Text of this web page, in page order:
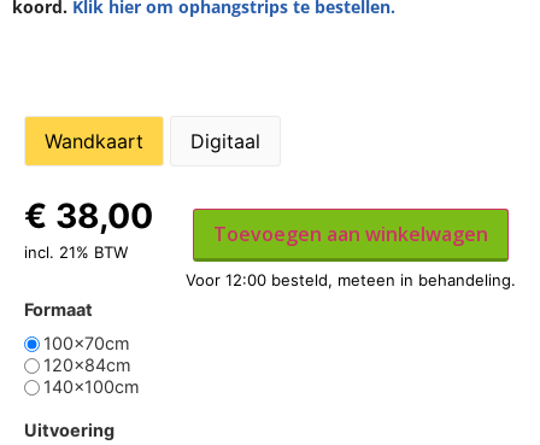
koord. Klik hier om ophangstrips te bestellen.
Wandkaart Digitaal
Formaat
100x70cm
120x84cm
140x100cm
Uitvoering
€ 38,00
incl. 21% BTW
Toevoegen aan winkelwagen